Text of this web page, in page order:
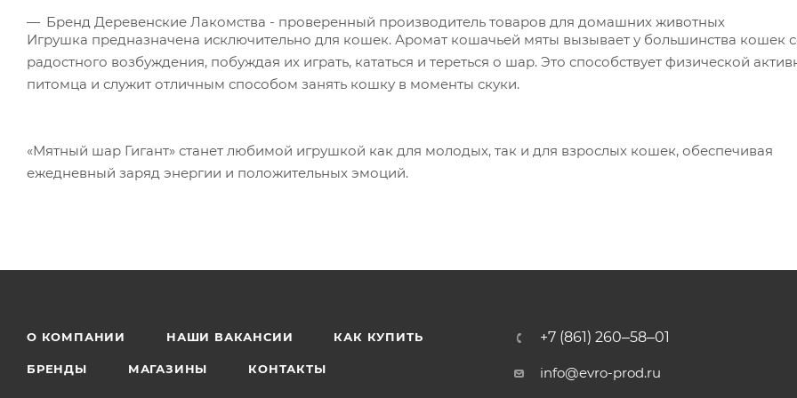
Бренд Деревенские Лакомства - проверенный производитель товаров для домашних животных
Игрушка предназначена исключительно для кошек. Аромат кошачьей мяты вызывает у большинства кошек
радостного возбуждения, побуждая их играть, кататься и тереться о шар. Это способствует физической
питомца и служит отличным способом занять кошку в моменты скуки.
«Мятный шар Гигант» станет любимой игрушкой как для молодых, так и для взрослых кошек, обеспечивая
ежедневный заряд энергии и положительных эмоций.
О КОМПАНИИ НАШИ ВАКАНСИИ КАК КУПИТЬ
БРЕНДЫ МАГАЗИНЫ КОНТАКТЫ
+7 (861) 260‒58‒01
info@evro-prod.ru